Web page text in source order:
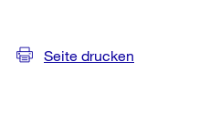
Seite drucken